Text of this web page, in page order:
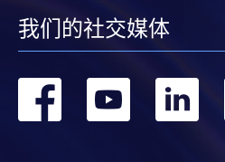
繳付學費。
親身報名/郵遞
我们的社交媒体
转 转